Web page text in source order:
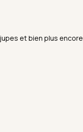
et bien plus encore.